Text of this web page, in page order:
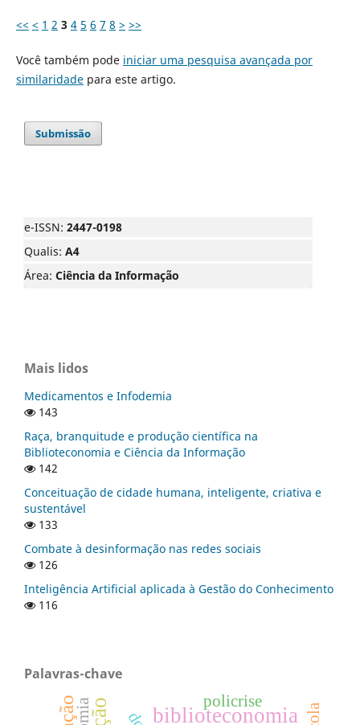
<< < 1 2 3 4 5 6 7 8 > >>
Você também pode iniciar uma pesquisa avançada por
similaridadepara este artigo.
Submissão
e-ISSN: 2447-0198
Qualis: A4
Área: Ciência da Informação
Mais lidos
Medicamentos e Infodemia
143
Raça, branquitude e produção científica na
Biblioteconomia e Ciência da Informação
142
Conceituação de cidade humana, inteligente, criativa e
sustentável
133
Combate à desinformação nas redes sociais
126
Inteligência Artificial aplicada à Gestão do Conhecimento
116
Palavras-chave
biblioteconomia
policrise